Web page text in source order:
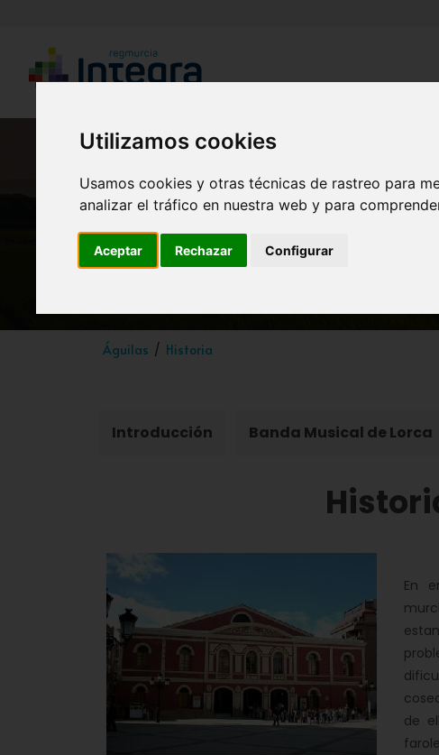
Utilizamos cookies
Usamos cookies y otras técnicas de rastreo para
analizar el tráfico en nuestra web y para
Aceptar Rechazar Configurar
Águilas Historia
Introducción Banda Musical de Lorca
En
de